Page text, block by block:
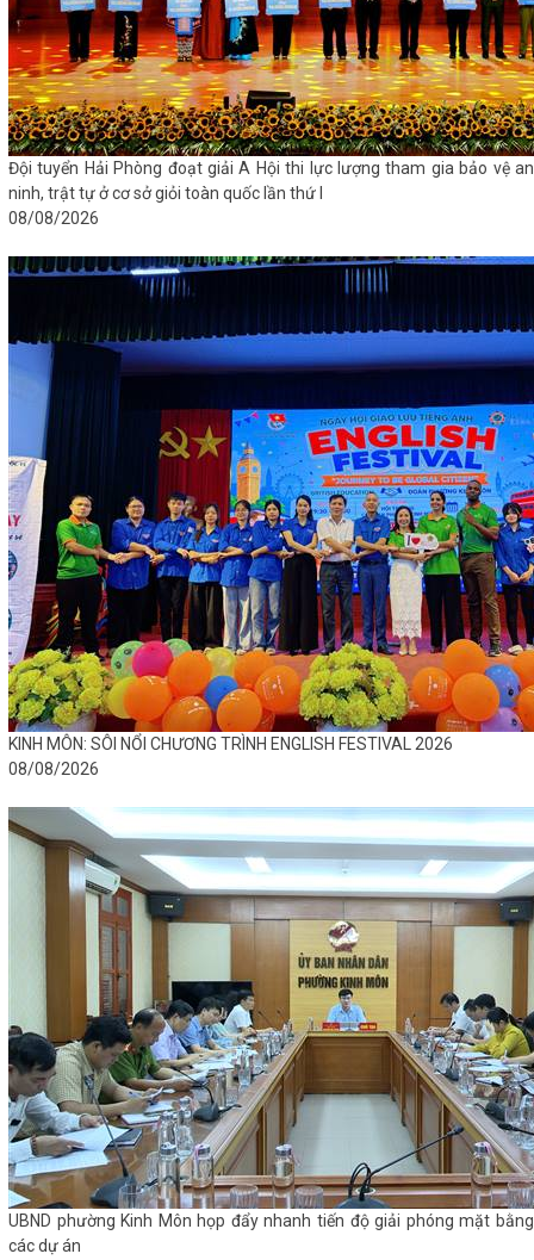
Đội tuyển Hải Phòng đoạt giải A Hội thi lực lượng tham gia bảo vệ an
ninh, trật tự ở cơ sở giỏi toàn quốc lần thứ I
08/08/2026
KINH MÔN: SÔI NỔI CHƯƠNG TRÌNH ENGLISH FESTIVAL 2026
08/08/2026
UBND phường Kinh Môn họp đẩy nhanh tiến độ giải phóng mặt bằng
các dự án